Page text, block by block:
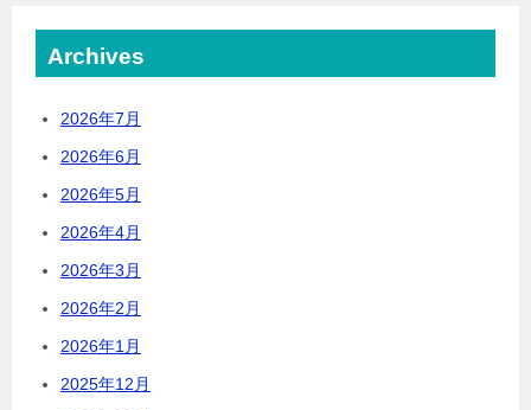
Archives
2026年7月
2026年6月
2026年5月
2026年4月
2026年3月
2026年2月
2026年1月
2025年12月